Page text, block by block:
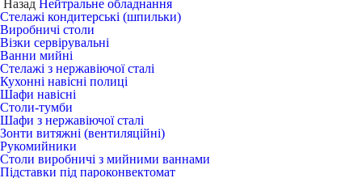
Назад Нейтральне обладнання
Стелажі кондитерські (шпильки)
Виробничі столи
Візки сервірувальні
Ванни мийні
Стелажі з нержавіючої сталі
Кухонні навісні полиці
Шафи навісні
Столи-тумби
Шафи з нержавіючої сталі
Зонти витяжні (вентиляційні)
Рукомийники
Столи виробничі з мийними ваннами
Підставки під пароконвектомат